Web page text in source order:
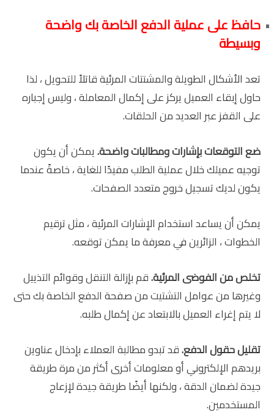
حافظ على عملية الدفع الخاصة بك واضحة
وبسيطة
تعد الأشكال الطويلة والمشتتات المرئية قاتلاً للتحويل ، لذا
حاول إبقاء العميل يركز على إكمال المعاملة ، وليس إجباره
على القفز عبر العديد من الحلقات.
ضع التوقعات بإشارات ومطالبات واضحة.يمكن أن يكون
توجيه عميلك خلال عملية الطلب مفيدًا للغاية ، خاصةً عندما
يكون لديك تسجيل خروج متعدد الصفحات.
يمكن أن يساعد استخدام الإشارات المرئية ، مثل ترقيم
الخطوات ، الزائرين في معرفة ما يمكن توقعه.
تخلص من الفوضى المرئية.قم بإزالة التنقل وقوائم التذييل
وغيرها من عوامل التشتيت من صفحة الدفع الخاصة بك حتى
لا يتم إغراء العميل بالابتعاد عن إكمال طلبه.
تقليل حقول الدفع.قد تبدو مطالبة العملاء بإدخال عناوين
بريدهم الإلكتروني أو معلومات أخرى أكثر من مرة طريقة
جيدة لضمان الدقة ، ولكنها أيضًا طريقة جيدة لإزعاج
المستخدمين.